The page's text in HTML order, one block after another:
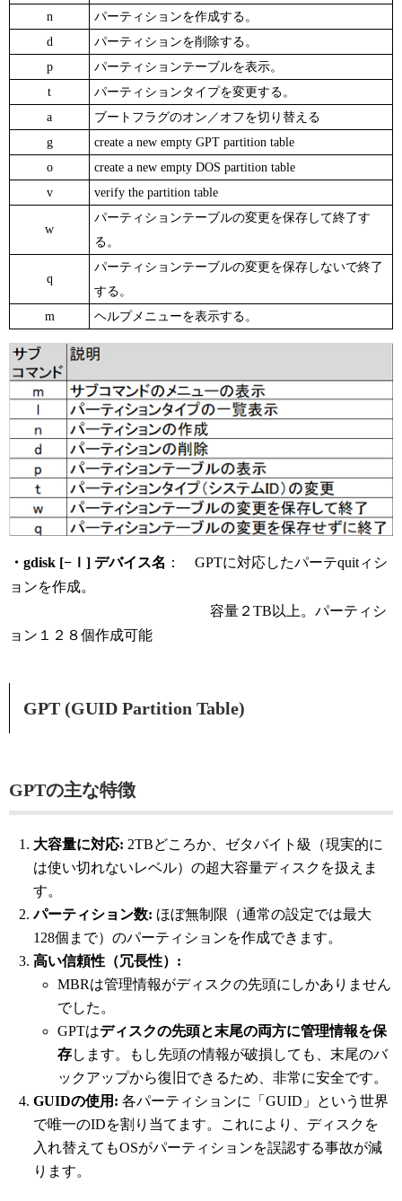
n
パーティションを作成する。
d
パーティションを削除する。
p
パーティションテーブルを表示。
t
パーティションタイプを変更する。
a
ブートフラグのオン／オフを切り替える
g
create a new empty GPT partition table
o
create a new empty DOS partition table
v
verify the partition table
w
パーティションテーブルの変更を保存して終了す
る。
q
パーティションテーブルの変更を保存しないで終了
する。
m
ヘルプメニューを表示する。
・gdisk [−ｌ ] デバイス名 ： GPTに対応したパーテquitィシ
ョンを作成。
容量２TB以上。パーティシ
ョン１２８個作成可能
GPT (GUID Partition Table)
GPTの主な特徴
大容量に対応: 2TBどころか、ゼタバイト級（現実的に
は使い切れないレベル）の超大容量ディスクを扱えま
す。
パーティション数: ほぼ無制限（通常の設定では最大
128個まで）のパーティションを作成できます。
高い信頼性（冗長性）:
MBRは管理情報がディスクの先頭にしかありません
でした。
GPTはディスクの先頭と末尾の両方に管理情報を保
存します。もし先頭の情報が破損しても、末尾のバ
ックアップから復旧できるため、非常に安全です。
GUIDの使用: 各パーティションに「GUID」という世界
で唯一のIDを割り当てます。これにより、ディスクを
入れ替えてもOSがパーティションを誤認する事故が減
ります。